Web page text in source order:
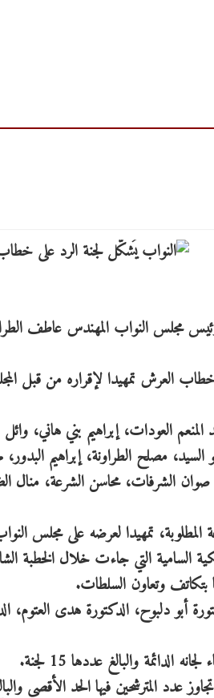
مجلس النواب المهندس عاطف
العرش تمهيدا لإقراره من قبل
العودات، إبراهيم بني هاني،
السيد، مصلح الطراونة، إبراهيم
صوان الشرفات، محاسن الشرعة، منال
تمهيدا لعرضه على مجلس
السامية التي جاءت خلال الخطبة
بتكاتف وتعاون السلطات.
أبو دلبوح، الدكتورة هدى العتوم،
والبالغ عددها 15 لجنة.